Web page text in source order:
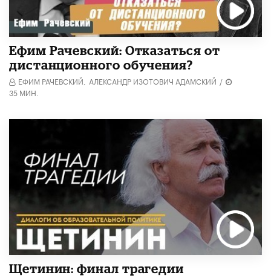
Ефим Рачевский: Отказаться от
дистанционного обучения?
ЕФИМ РАЧЕВСКИЙ, АЛЕКСАНДР ИЗОТОВИЧ АДАМСКИЙ /
35 МИН.
Щетинин: финал трагедии